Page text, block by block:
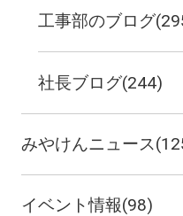
工事部のブログ
社長ブログ(244)
みやけんニュース
イベント情報(98)